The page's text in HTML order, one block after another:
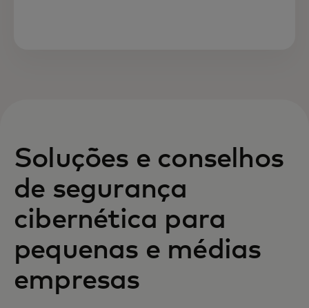
Soluções e conselhos
de segurança
cibernética para
pequenas e médias
empresas